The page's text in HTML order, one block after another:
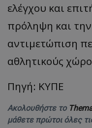
ελέγχου και
πρόληψη και
αντιμετώπιση
αθλητικούς
Πηγή: ΚΥΠΕ
Ακολουθήστε το
μάθετε πρώτοι όλες